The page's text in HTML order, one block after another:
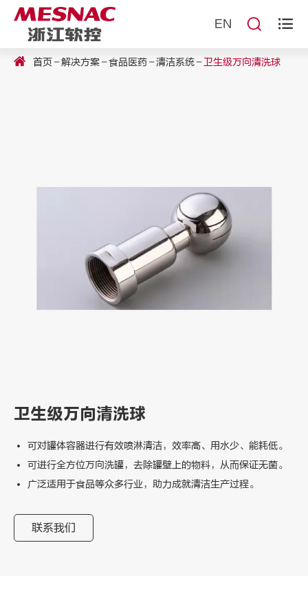
EN  
首页 解决方案 食品医药 清洁系统 卫生级万向清洗球
卫生级万向清洗球
可对罐体容器进行有效喷淋清洁，效率高、用水少、能耗低。
可进行全方位万向洗罐，去除罐壁上的物料，从而保证无菌。
广泛适用于食品等众多行业，助力成就清洁生产过程。
联系我们